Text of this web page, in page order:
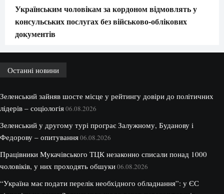
Українським чоловікам за кордоном відмовлять у
консульських послугах без військово-облікових
документів
Останні новини
Зеленський зайняв шосте місце у рейтингу довіри до політичних
лідерів – соціологія06.08.2026
Зеленський у другому турі програє Залужному, Буданову і
Федорову – опитування06.08.2026
Працівники Мукачівського ТЦК незаконно списали понад 1000
чоловіків, у них проходять обшуки06.08.2026
“Україна має подати перелік необхідного обладнання”: у ЄС